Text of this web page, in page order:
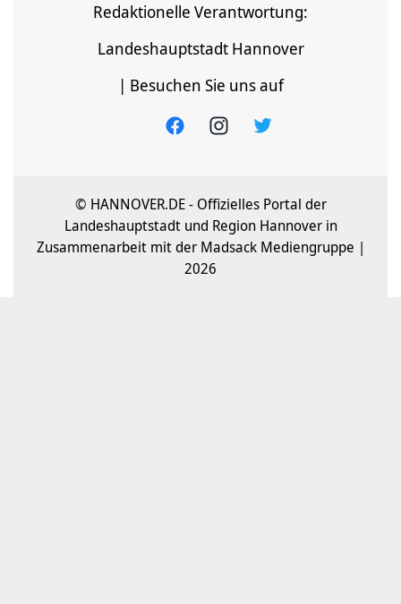
Redaktionelle Verantwortung:
Landeshauptstadt Hannover
| Besuchen Sie uns auf
© HANNOVER.DE - Offizielles Portal der
Landeshauptstadt und Region Hannover in
Zusammenarbeit mit der Madsack Mediengruppe |
2026